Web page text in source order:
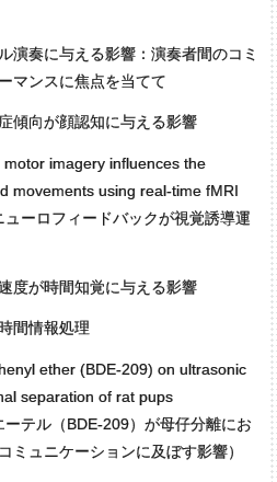
演奏に与える影響：演奏者間のコミ
マンスに焦点を当てて
傾向が顔認知に与える影響
imagery influences the
movements using real-time fMRI
ーロフィードバックが視覚誘導運
度が時間知覚に与える影響
間情報処理
ether (BDE-209) on ultrasonic
separation of rat pups
テル（BDE-209）が母仔分離にお
ミュニケーションに及ぼす影響）